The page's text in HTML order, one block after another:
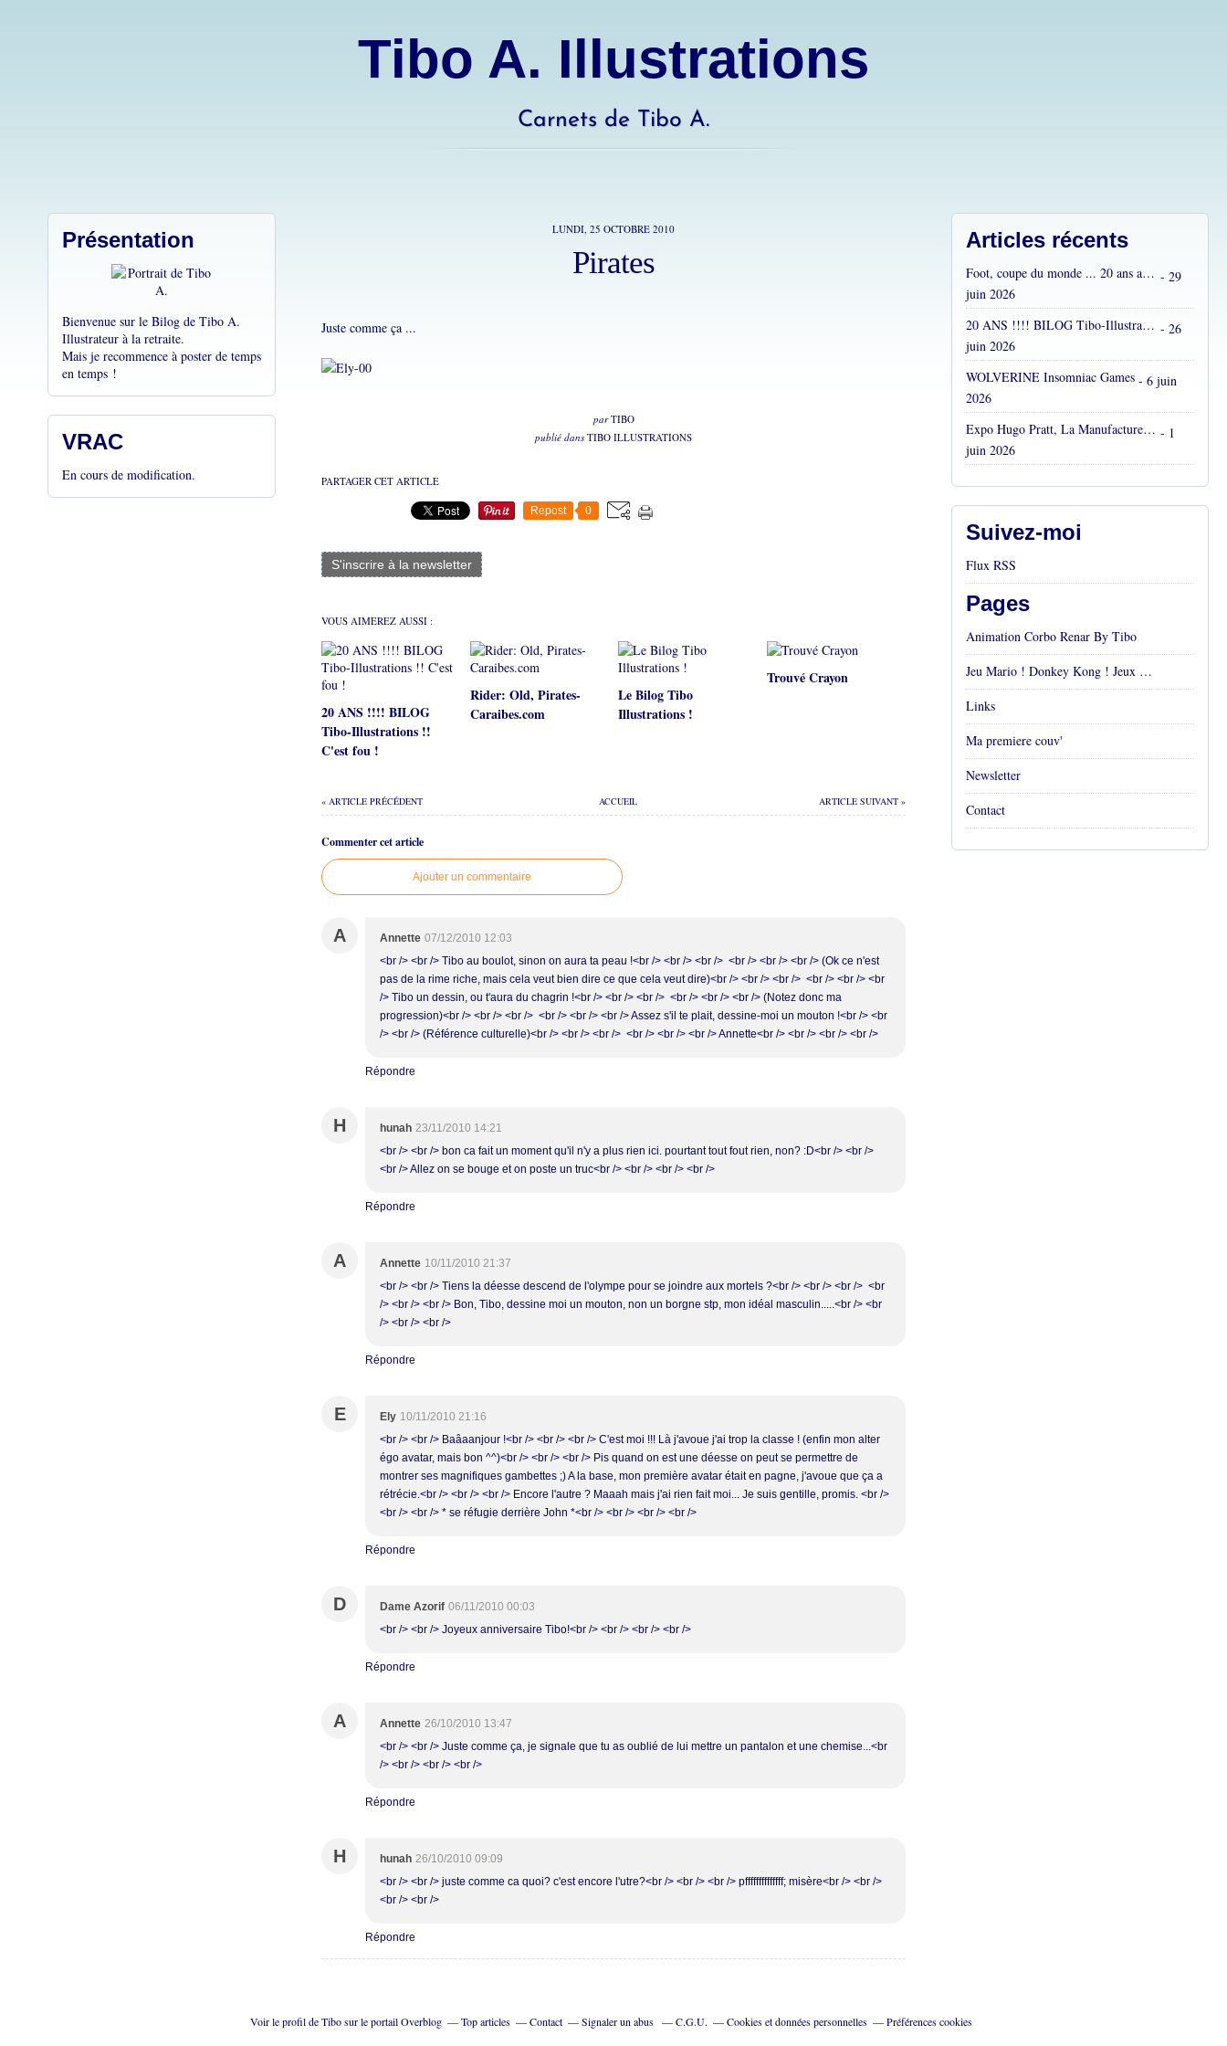
Tibo A. Illustrations
Carnets de Tibo A.
Présentation
Bienvenue sur le Bilog de Tibo A.
Illustrateur à la retraite.
Mais je recommence à poster de temps
en temps !
VRAC
En cours de modification.
LUNDI, 25 OCTOBRE 2010
Pirates
Juste comme ça ...
parTIBO
publié dans TIBO ILLUSTRATIONS
PARTAGER CET ARTICLE
Repost 0
S'inscrire à la newsletter
VOUS AIMEREZ AUSSI :
20 ANS !!!! BILOG
Tibo-Illustrations !!
C'est fou !
Rider: Old, Pirates-
Caraibes.com
Le Bilog Tibo
Illustrations !
Trouvé Crayon
ACCUEIL
« ARTICLE PRÉCÉDENT ARTICLE SUIVANT »
Commenter cet article
Ajouter un commentaire
A Annette 07/12/2010 12:03
<br /> <br /> Tibo au boulot, sinon on aura ta peau !<br /> <br /> <br /> <br /> <br /> <br /> (Ok ce n'est
pas de la rime riche, mais cela veut bien dire ce que cela veut dire)<br /> <br /> <br /> <br /> <br /> <br
/> Tibo un dessin, ou t'aura du chagrin !<br /> <br /> <br /> <br /> <br /> <br /> (Notez donc ma
progression)<br /> <br /> <br /> <br /> <br /> <br /> Assez s'il te plait, dessine-moi un mouton !<br /> <br
/> <br /> (Référence culturelle)<br /> <br /> <br /> <br /> <br /> <br /> Annette<br /> <br /> <br /> <br />
Répondre
H hunah 23/11/2010 14:21
<br /> <br /> bon ca fait un moment qu'il n'y a plus rien ici. pourtant tout fout rien, non? :D<br /> <br />
<br /> Allez on se bouge et on poste un truc<br /> <br /> <br /> <br />
Répondre
A Annette 10/11/2010 21:37
<br /> <br /> Tiens la déesse descend de l'olympe pour se joindre aux mortels ?<br /> <br /> <br /> <br
/> <br /> <br /> Bon, Tibo, dessine moi un mouton, non un borgne stp, mon idéal masculin.....<br /> <br
/> <br /> <br />
Répondre
E Ely 10/11/2010 21:16
<br /> <br /> Baâaanjour !<br /> <br /> <br /> C'est moi !!! Là j'avoue j'ai trop la classe ! (enfin mon alter
égo avatar, mais bon ^^)<br /> <br /> <br /> Pis quand on est une déesse on peut se permettre de
montrer ses magnifiques gambettes ;) A la base, mon première avatar était en pagne, j'avoue que ça a
rétrécie.<br /> <br /> <br /> Encore l'autre ? Maaah mais j'ai rien fait moi... Je suis gentille, promis. <br />
<br /> <br /> * se réfugie derrière John *<br /> <br /> <br /> <br />
Répondre
D Dame Azorif 06/11/2010 00:03
<br /> <br /> Joyeux anniversaire Tibo!<br /> <br /> <br /> <br />
Répondre
A Annette 26/10/2010 13:47
<br /> <br /> Juste comme ça, je signale que tu as oublié de lui mettre un pantalon et une chemise...<br
/> <br /> <br /> <br />
Répondre
H hunah 26/10/2010 09:09
<br /> <br /> juste comme ca quoi? c'est encore l'utre?<br /> <br /> <br /> pffffffffffffff; misère<br /> <br />
<br /> <br />
Répondre
Articles récents
Foot, coupe du monde ... 20 ans après... - 29
juin 2026
20 ANS !!!! BILOG Tibo-Illustrations !! C'est fou ! - 26
juin 2026
WOLVERINE Insomniac Games - 6 juin
2026
Expo Hugo Pratt, La Manufacture, Aix en Provence, Mai 2026 - 1
juin 2026
Suivez-moi
Flux RSS
Pages
Animation Corbo Renar By Tibo
Jeu Mario ! Donkey Kong ! Jeux vidéos Rétro !
Links
Ma premiere couv'
Newsletter
Contact
Voir le profil deTibosur le portail Overblog Top articles Contact Signaler un abus C.G.U. Cookies et données personnelles Préférences cookies